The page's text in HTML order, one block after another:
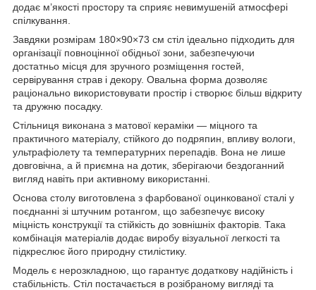
додає м’якості простору та сприяє невимушеній атмосфері
спілкування.
Завдяки розмірам 180×90×73 см стіл ідеально підходить для
організації повноцінної обідньої зони, забезпечуючи
достатньо місця для зручного розміщення гостей,
сервірування страв і декору. Овальна форма дозволяє
раціонально використовувати простір і створює більш відкриту
та дружню посадку.
Стільниця виконана з матової кераміки — міцного та
практичного матеріалу, стійкого до подряпин, впливу вологи,
ультрафіолету та температурних перепадів. Вона не лише
довговічна, а й приємна на дотик, зберігаючи бездоганний
вигляд навіть при активному використанні.
Основа столу виготовлена з фарбованої оцинкованої сталі у
поєднанні зі штучним ротангом, що забезпечує високу
міцність конструкції та стійкість до зовнішніх факторів. Така
комбінація матеріалів додає виробу візуальної легкості та
підкреслює його природну стилістику.
Модель є нерозкладною, що гарантує додаткову надійність і
стабільність. Стіл постачається в розібраному вигляді та